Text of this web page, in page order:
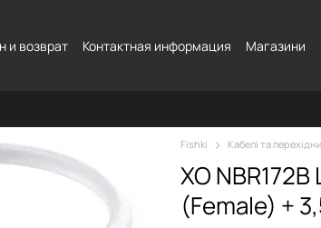
и возврат Контактная информация Магазини
Fishki Кабелі та
XO
(Female) +